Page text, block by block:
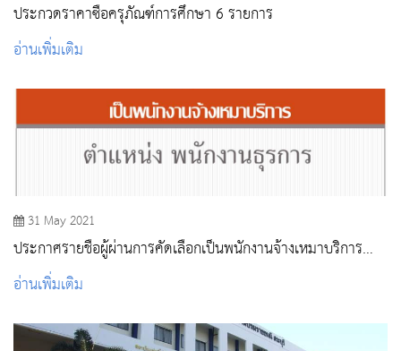
ประกวดราคาซื้อครุภัณฑ์การศึกษา 6 รายการ
อ่านเพิ่มเติม
31 May 2021
ประกาศรายชื่อผู้ผ่านการคัดเลือกเป็นพนักงานจ้างเหมาบริการ
ตำแหน่ง ธุรการ
อ่านเพิ่มเติม